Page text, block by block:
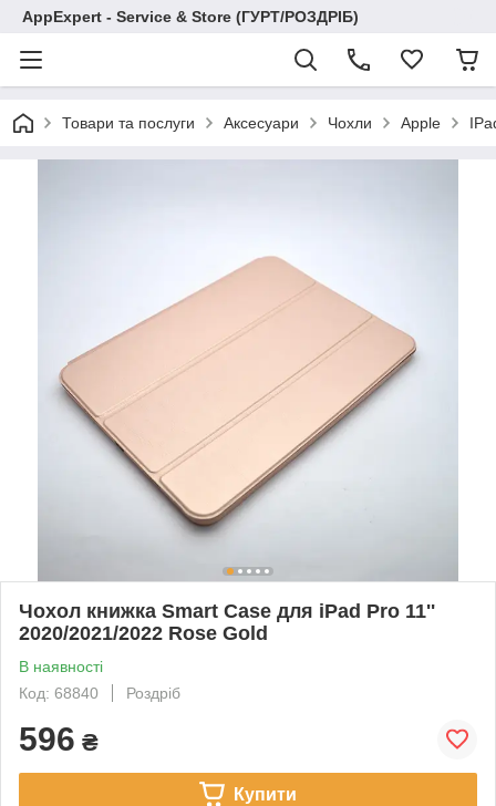
AppExpert - Service & Store (ГУРТ/РОЗДРІБ)
Товари та послуги Аксесуари Чохли Apple
Чохол книжка Smart Case для iPad Pro 11''
2020/2021/2022 Rose Gold
В наявності
Код: 68840
Роздріб
596 ₴
Купити